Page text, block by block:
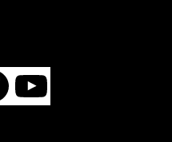
YouTube